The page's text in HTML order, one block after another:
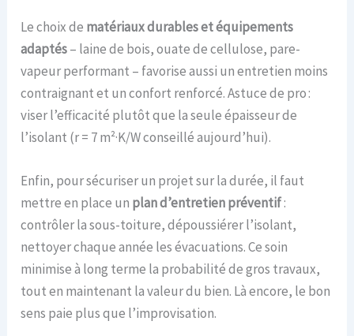
Le choix de matériaux durables et équipements
adaptés– laine de bois, ouate de cellulose, pare-
vapeur performant – favorise aussi un entretien moins
contraignant et un confort renforcé. Astuce de pro :
viser l’efficacité plutôt que la seule épaisseur de
l’isolant (r = 7 m²·K/W conseillé aujourd’hui).
Enfin, pour sécuriser un projet sur la durée, il faut
mettre en place un plan d’entretien préventif:
contrôler la sous-toiture, dépoussiérer l’isolant,
nettoyer chaque année les évacuations. Ce soin
minimise à long terme la probabilité de gros travaux,
tout en maintenant la valeur du bien. Là encore, le bon
sens paie plus que l’improvisation.